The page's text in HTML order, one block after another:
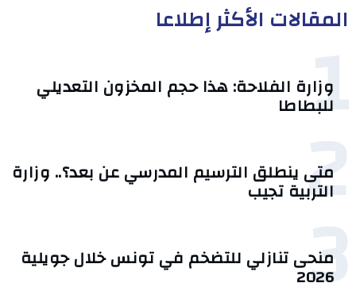
المقالات الأكثر إطلاعا
1
وزارة الفلاحة: هذا حجم المخزون التعديلي
للبطاطا
2
متى ينطلق الترسيم المدرسي عن بعد؟.. وزارة
التربية تجيب
3 منحى تنازلي ‎للتضخم في تونس خلال جويلية
2026‎